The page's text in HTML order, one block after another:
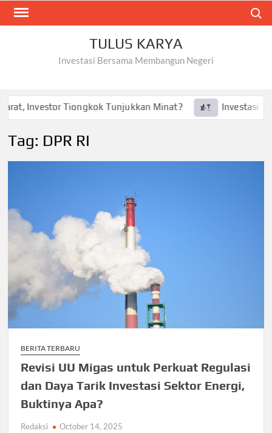
Skip
TULUS KARYA
Investasi Bersama Membangun Negeri
Investor Tiongkok Tunjukkan Minat? Investasi Tesla
Tag: DPR RI
BERITA TERBARU
Revisi UU Migas untuk Perkuat Regulasi
dan Daya Tarik Investasi Sektor Energi,
Buktinya Apa?
Redaksi October 14, 2025